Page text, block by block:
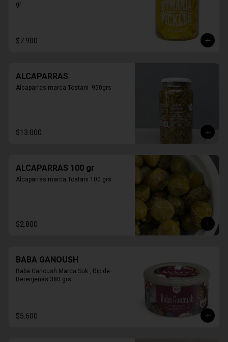
gr
$7.900
ALCAPARRAS
Alcaparras marca Tostani  950grs
$13.000
ALCAPARRAS 100 gr
Alcaparras marca Tostani 100 grs
$2.800
BABA GANOUSH
Baba Ganoush Marca Suk , Dip de
Berenjenas 380 grs
$5.600